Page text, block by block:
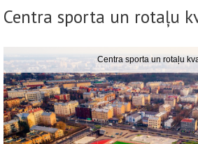
Centra sporta un rotaļu
Centra sporta un rotaļu